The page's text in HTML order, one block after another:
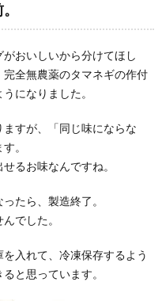
おいしいから分けてほし
全無農薬のタマネギの作付
になりました。
すが、「同じ味にならな
。
るお味なんですね。
たら、製造終了。
でした。
入れて、冷凍保存するよう
と思っています。